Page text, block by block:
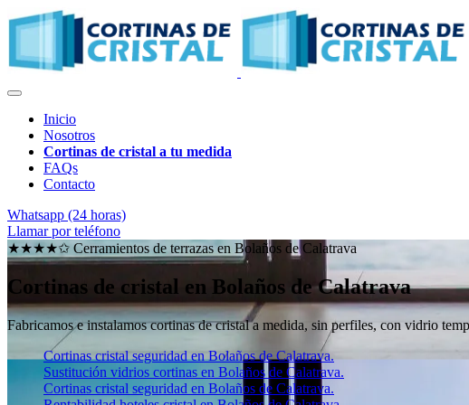
Inicio
Nosotros
Cortinas de cristal a tu medida
FAQs
Contacto
Whatsapp (24 horas)
Llamar por teléfono
★★★★✩ Cerramientos de terrazas en Bolaños de Calatrava
Cortinas de cristal en Bolaños de Calatrava
Fabricamos e instalamos cortinas de cristal a medida, sin perfiles, con vidrio
Cortinas cristal seguridad en Bolaños de Calatrava.
Sustitución vidrios cortinas en Bolaños de Calatrava.
Cortinas cristal seguridad en Bolaños de Calatrava.